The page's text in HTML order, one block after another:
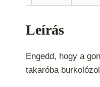
Leírás
Engedd, hogy a
takaróba